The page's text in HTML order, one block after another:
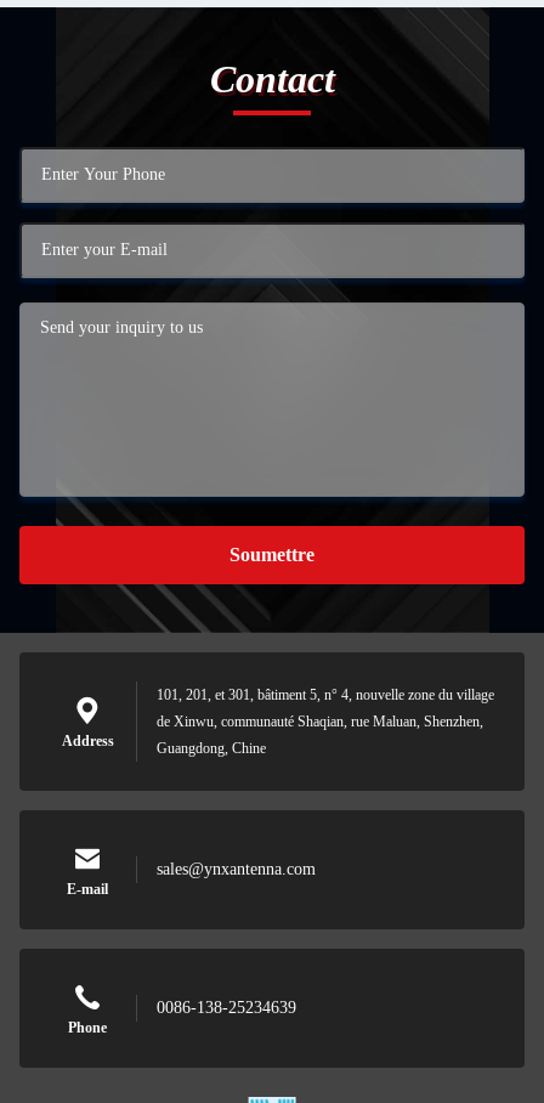
Contact
Soumettre
Address
101, 201, et 301, bâtiment 5, n° 4, nouvelle zone du village
de Xinwu, communauté Shaqian, rue Maluan, Shenzhen,
Guangdong, Chine
E-mail
sales@ynxantenna.com
Phone
0086-138-25234639